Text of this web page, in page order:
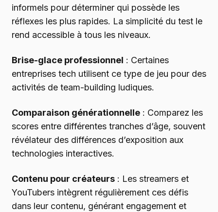
informels pour déterminer qui possède les
réflexes les plus rapides. La simplicité du test le
rend accessible à tous les niveaux.
Brise-glace professionnel : Certaines
entreprises tech utilisent ce type de jeu pour des
activités de team-building ludiques.
Comparaison générationnelle : Comparez les
scores entre différentes tranches d’âge, souvent
révélateur des différences d’exposition aux
technologies interactives.
Contenu pour créateurs : Les streamers et
YouTubers intègrent régulièrement ces défis
dans leur contenu, générant engagement et